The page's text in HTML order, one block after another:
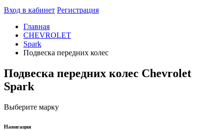
Вход в кабинет Регистрация
Главная
CHEVROLET
Spark
Подвеска передних колес
Подвеска передних колес Chevrolet
Spark
Выберите марку
Навигация